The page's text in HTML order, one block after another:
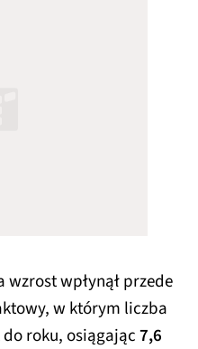
wpłynął przede
w którym liczba
roku, osiągając7,6